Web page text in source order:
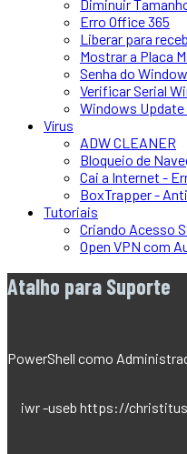
Diminuir
Erro Office 365
Liberar para
Mostrar a Placa
Senha do
Verificar Serial
Windows Update
Vírus
ADW CLEANER
Bloqueio de
Cai a Internet -
BoxTrapper -
Tutoriais
Criando Acesso
Open VPN com
Atalho para Suporte
PowerShell como
iwr -useb https://